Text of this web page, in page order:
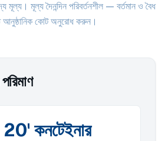
মূল্য। মূল্য দৈনন্দিন পরিবর্তনশীল — বর্তমান ও বৈধ
আনুষ্ঠানিক কোট অনুরোধ করুন।
কনটেইনার